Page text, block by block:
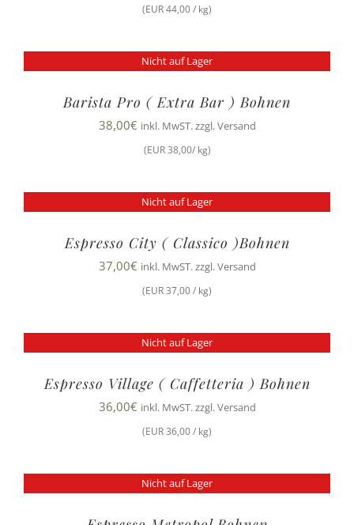
(EUR 44,00 / kg)
Nicht auf Lager
Barista Pro ( Extra Bar ) Bohnen
38,00€ inkl. MwST. zzgl. Versand
(EUR 38,00/ kg)
Nicht auf Lager
Espresso City ( Classico )Bohnen
37,00€ inkl. MwST. zzgl. Versand
(EUR 37,00 / kg)
Nicht auf Lager
Espresso Village ( Caffetteria ) Bohnen
36,00€ inkl. MwST. zzgl. Versand
(EUR 36,00 / kg)
Nicht auf Lager